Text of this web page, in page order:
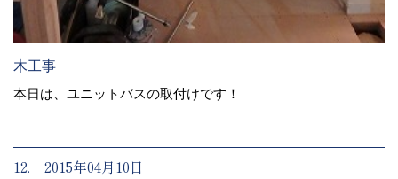
木工事
本日は、ユニットバスの取付けです！
12. 2015年04月10日